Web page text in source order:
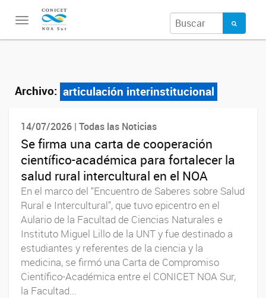
Toggle
navigation
Archivo: articulación interinstitucional
14/07/2026 | Todas las Noticias
Se firma una carta de cooperación
científico-académica para fortalecer la
salud rural intercultural en el NOA
En el marco del “Encuentro de Saberes sobre Salud
Rural e Intercultural”, que tuvo epicentro en el
Aulario de la Facultad de Ciencias Naturales e
Instituto Miguel Lillo de la UNT y fue destinado a
estudiantes y referentes de la ciencia y la
medicina, se firmó una Carta de Compromiso
Científico-Académica entre el CONICET NOA Sur,
la Facultad...